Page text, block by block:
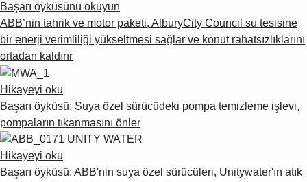
Başarı öyküsünü okuyun
ABB’nin tahrik ve motor paketi, AlburyCity Council su tesisine
bir enerji verimliliği yükseltmesi sağlar ve konut rahatsızlıklarını
ortadan kaldırır
Hikayeyi oku
Başarı öyküsü: Suya özel sürücüdeki pompa temizleme işlevi,
pompaların tıkanmasını önler
Hikayeyi oku
Başarı öyküsü: ABB'nin suya özel sürücüleri, Unitywater'ın atık